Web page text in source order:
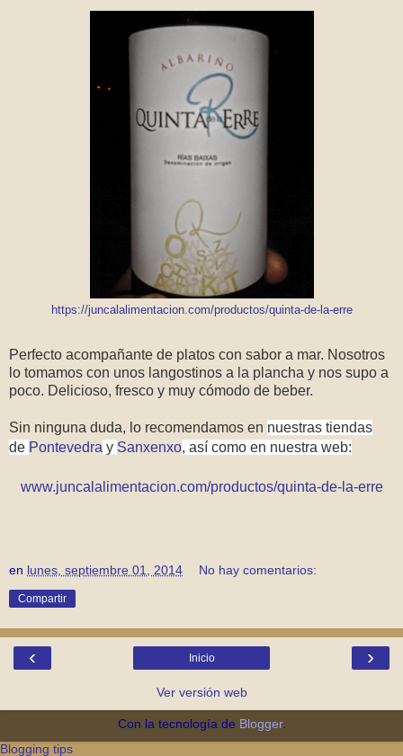
https://juncalalimentacion.com/productos/quinta-de-la-erre
Perfecto acompañante de platos con sabor a mar. Nosotros
lo tomamos con unos langostinos a la plancha y nos supo a
poco. Delicioso, fresco y muy cómodo de beber.
Sin ninguna duda, lo recomendamos en nuestras tiendas
de Pontevedra y Sanxenxo, así como en nuestra web:
www.juncalalimentacion.com/productos/quinta-de-la-erre
en lunes, septiembre 01, 2014 No hay comentarios:
Compartir
‹ ›
Inicio
Ver versión web
Con la tecnología de Blogger.
Blogging tips